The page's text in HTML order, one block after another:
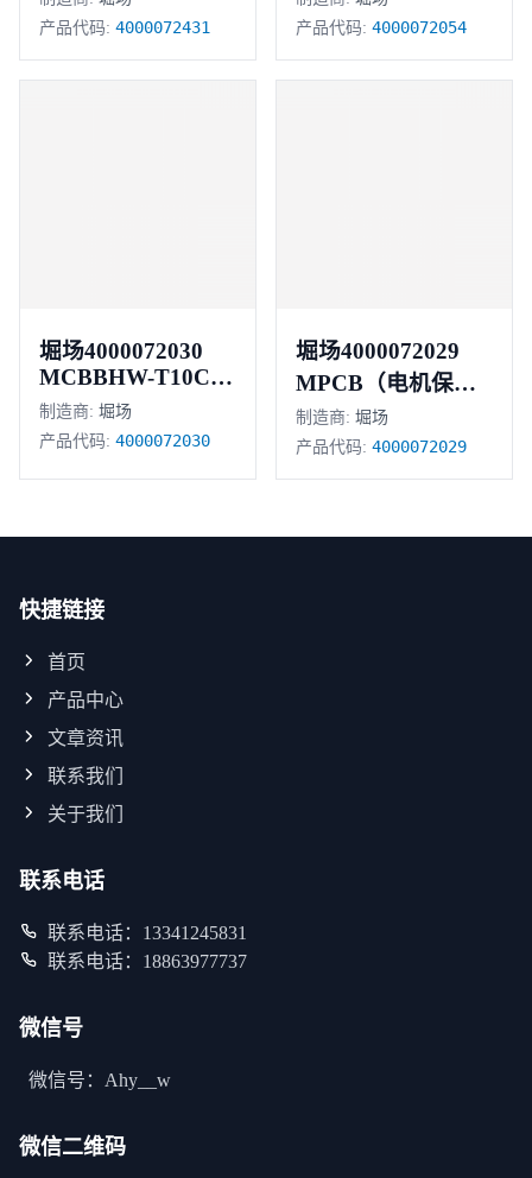
产品代码: 4000072431
产品代码: 4000072054
堀场4000072030
MCBBHW-T10C64
极 6安培
制造商: 堀场
产品代码: 4000072030
堀场4000072029
MPCB（电机保护
断路器）
制造商: 堀场
产品代码: 4000072029
快捷链接
首页
产品中心
文章资讯
联系我们
关于我们
联系电话
联系电话：13341245831
联系电话：18863977737
微信号
微信号：Ahy__w
微信二维码